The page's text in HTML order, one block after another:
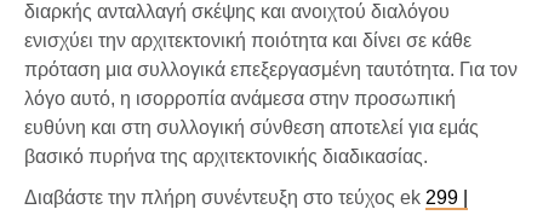
διαρκής ανταλλαγή σκέψης και ανοιχτού διαλόγου
ενισχύει την αρχιτεκτονική ποιότητα και δίνει σε κάθε
πρόταση μια συλλογικά επεξεργασμένη ταυτότητα. Για τον
λόγο αυτό, η ισορροπία ανάμεσα στην προσωπική
ευθύνη και στη συλλογική σύνθεση αποτελεί για εμάς
βασικό πυρήνα της αρχιτεκτονικής διαδικασίας.
Διαβάστε την πλήρη συνέντευξη στο τεύχος ek 299 |